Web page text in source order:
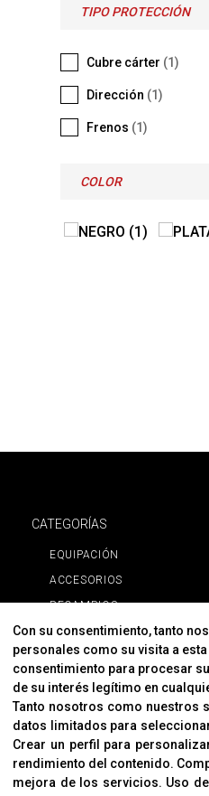
TIPO PROTECCIÓN
Cubre cárter (1)
Dirección (1)
Frenos (1)
COLOR
CATEGORÍAS
EQUIPACIÓN
ACCESORIOS
RECAMBIOS
PROMOCIONES
NOVEDADES
MARCAS
MARCAS
Con su consentimiento, tanto
personales como su visita a
consentimiento para procesar
de su interés legítimo en
Tanto nosotros como nuestros
datos limitados para
Crear un perfil para
rendimiento del contenido.
mejora de los servicios. Uso